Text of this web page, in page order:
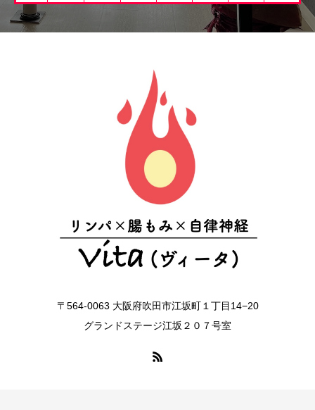
〒564-0063 大阪府吹田市江坂町１丁目14−20
グランドステージ江坂２０７号室